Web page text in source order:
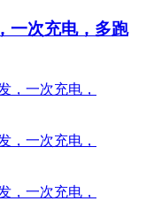
一次充电，多跑